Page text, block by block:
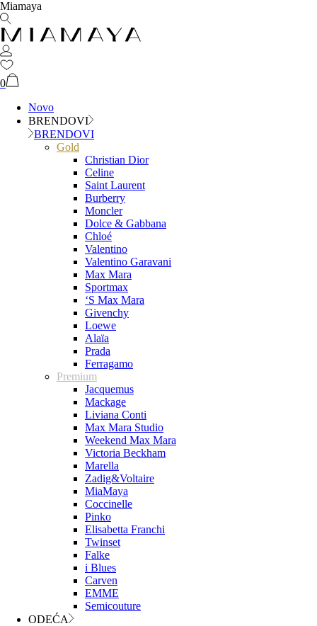
Miamaya
0
Novo
BRENDOVI
BRENDOVI
Gold
Christian Dior
Celine
Saint Laurent
Burberry
Moncler
Dolce & Gabbana
Chloé
Valentino
Valentino Garavani
Max Mara
Sportmax
‘S Max Mara
Givenchy
Loewe
Alaïa
Prada
Ferragamo
Premium
Jacquemus
Mackage
Liviana Conti
Max Mara Studio
Weekend Max Mara
Victoria Beckham
Marella
Zadig&Voltaire
MiaMaya
Coccinelle
Pinko
Elisabetta Franchi
Twinset
Falke
i Blues
Carven
EMME
Semicouture
ODEĆA